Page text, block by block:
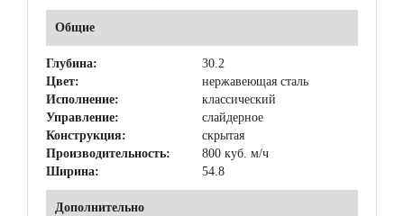
Общие
Глубина:
30.2
Цвет:
нержавеющая сталь
Исполнение:
классический
Управление:
слайдерное
Конструкция:
скрытая
Производительность:
800 куб. м/ч
Ширина:
54.8
Дополнительно